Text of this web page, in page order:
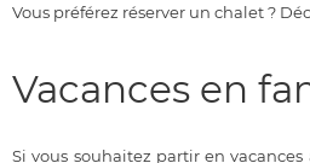
Vous préférez réserver un chalet ?
Vacances en
Si vous souhaitez partir en